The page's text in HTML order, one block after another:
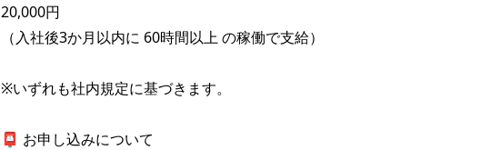
20,000円
（入社後3か月以内に 60時間以上 の稼働で支給）
※いずれも社内規定に基づきます。
📮 お申し込みについて